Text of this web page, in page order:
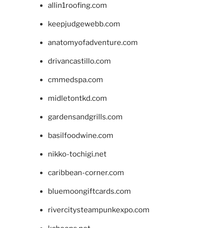
allin1roofing.com
keepjudgewebb.com
anatomyofadventure.com
drivancastillo.com
cmmedspa.com
midletontkd.com
gardensandgrills.com
basilfoodwine.com
nikko-tochigi.net
caribbean-corner.com
bluemoongiftcards.com
rivercitysteampunkexpo.com